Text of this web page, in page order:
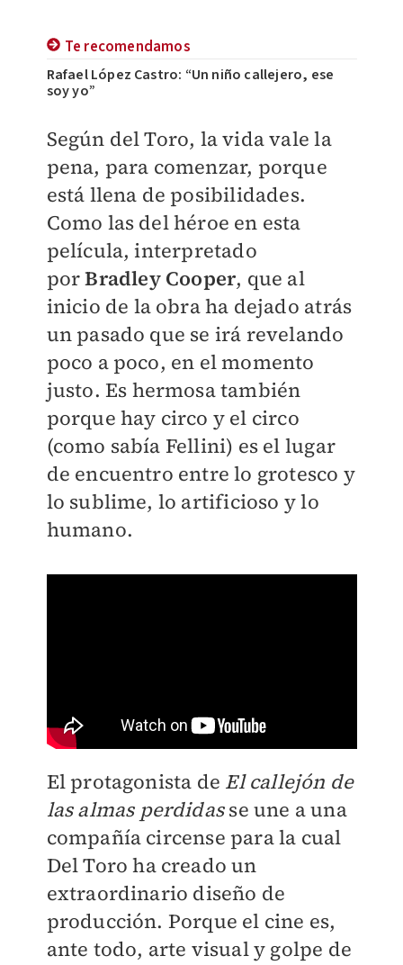
Te recomendamos
Rafael López Castro: “Un niño callejero, ese
soy yo”
Según del Toro, la vida vale la
pena, para comenzar, porque
está llena de posibilidades.
Como las del héroe en esta
película, interpretado
porBradley Cooper, que al
inicio de la obra ha dejado atrás
un pasado que se irá revelando
poco a poco, en el momento
justo. Es hermosa también
porque hay circo y el circo
(como sabía Fellini) es el lugar
de encuentro entre lo grotesco y
lo sublime, lo artificioso y lo
humano.
El protagonista de El callejón de
las almas perdidasse une a una
compañía circense para la cual
Del Toro ha creado un
extraordinario diseño de
producción. Porque el cine es,
ante todo, arte visual y golpe de